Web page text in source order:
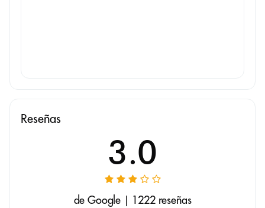
Reseñas
3.0
de Google | 1222 reseñas